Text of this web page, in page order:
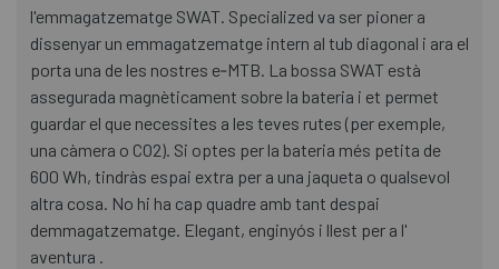
l'emmagatzematge SWAT. Specialized va ser pioner a
dissenyar un emmagatzematge intern al tub diagonal i ara el
porta una de les nostres e‑MTB. La bossa SWAT està
assegurada magnèticament sobre la bateria i et permet
guardar el que necessites a les teves rutes (per exemple,
una càmera o CO2). Si optes per la bateria més petita de
600 Wh, tindràs espai extra per a una jaqueta o qualsevol
altra cosa. No hi ha cap quadre amb tant despai
demmagatzematge. Elegant, enginyós i llest per a l'
aventura .